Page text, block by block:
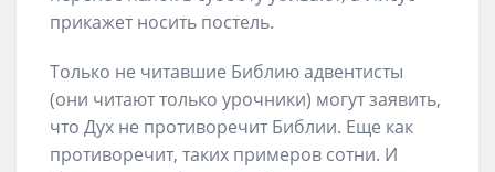
прикажет носить постель.
Только не читавшие Библию адвентисты
(они читают только урочники) могут заявить,
что Дух не противоречит Библии. Еще как
противоречит, таких примеров сотни. И